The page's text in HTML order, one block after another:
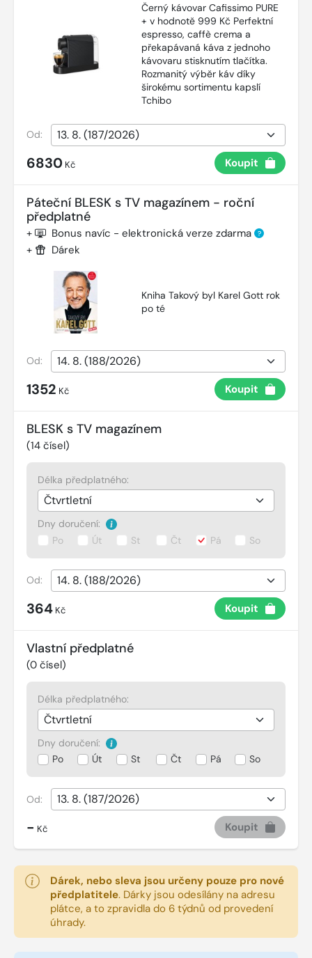
Černý kávovar Cafissimo PURE
+ v hodnotě 999 Kč Perfektní
espresso, caffè crema a
překapávaná káva z jednoho
kávovaru stisknutím tlačítka.
Rozmanitý výběr káv díky
širokému sortimentu kapslí
Tchibo
Od:
6830 Kč Koupit
Páteční BLESK s TV magazínem - roční
předplatné
+ Bonus navíc - elektronická verze zdarma ?
+ Dárek
Kniha Takový byl Karel Gott rok
po té
Od:
1352 Kč Koupit
BLESK s TV magazínem
(14 čísel)
Délka předplatného:
Dny doručení:
Po
Út St Čt Pá So
Od:
364 Kč Koupit
Vlastní předplatné
(0 čísel)
Délka předplatného:
Dny doručení:
Po
Út St Čt Pá So
Od:
- Kč Koupit
Dárek, nebo sleva jsou určeny pouze pro nové
předplatitele. Dárky jsou odesílány na adresu
plátce, a to zpravidla do 6 týdnů od provedení
úhrady.